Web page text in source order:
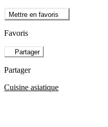
Mettre en favoris
Favoris
Partager
Partager
Cuisine asiatique